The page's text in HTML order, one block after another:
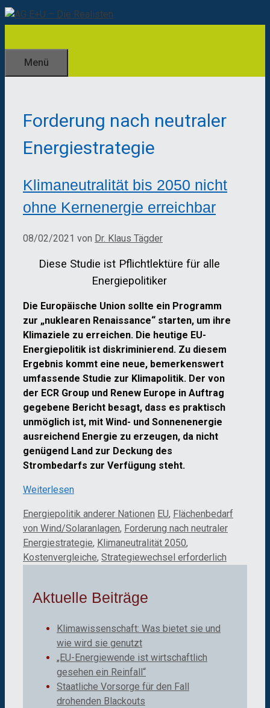
Zum
Inhalt
Menü
Forderung nach neutraler
Energiestrategie
Klimaneutralität bis 2050 nicht
ohne Kernenergie erreichbar
08/02/2021 von Dr. Klaus Tägder
Diese Studie ist Pflichtlektüre für alle
Energiepolitiker
Die Europäische Union sollte ein Programm
zur „nuklearen Renaissance“ starten, um ihre
Klimaziele zu erreichen. Die heutige EU-
Energiepolitik ist diskriminierend. Zu diesem
Ergebnis kommt eine neue, bemerkenswert
umfassende Studie zur Klimapolitik. Der von
der ECR Group und Renew Europe in Auftrag
gegebene Bericht besagt, dass es praktisch
unmöglich ist, mit Wind- und Sonnenenergie
ausreichend Energie zu erzeugen, da nicht
genügend Land zur Deckung des
Strombedarfs zur Verfügung steht.
Weiterlesen
Kategorien
Energiepolitik anderer Nationen Schlagwörter
EU, Flächenbedarf
von Wind/Solaranlagen, Forderung nach neutraler
Energiestrategie, Klimaneutralität 2050,
Kostenvergleiche, Strategiewechsel erforderlich
Aktuelle Beiträge
Klimawissenschaft: Was bietet sie und
wie wird sie genutzt
„EU-Energiewende ist wirtschaftlich
gesehen ein Reinfall“
Staatliche Vorsorge für den Fall
drohenden Blackouts